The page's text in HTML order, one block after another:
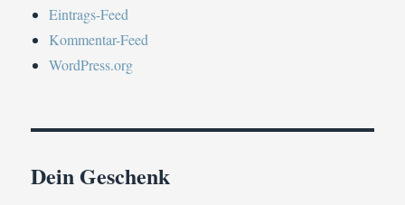
Eintrags-Feed
Kommentar-Feed
WordPress.org
Dein Geschenk